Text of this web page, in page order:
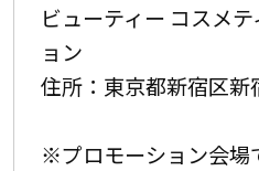
ビューティー コスメ
ョン
住所：東京都新宿区
※プロモーション会場